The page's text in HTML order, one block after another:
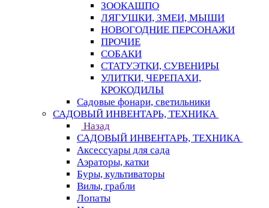
ЗООКАШПО
ЛЯГУШКИ, ЗМЕИ, МЫШИ
НОВОГОДНИЕ ПЕРСОНАЖИ
ПРОЧИЕ
СОБАКИ
СТАТУЭТКИ, СУВЕНИРЫ
УЛИТКИ, ЧЕРЕПАХИ,
КРОКОДИЛЫ
Садовые фонари, светильники
САДОВЫЙ ИНВЕНТАРЬ, ТЕХНИКА
Назад
САДОВЫЙ ИНВЕНТАРЬ, ТЕХНИКА
Аксессуары для сада
Аэраторы, катки
Буры, культиваторы
Вилы, грабли
Лопаты